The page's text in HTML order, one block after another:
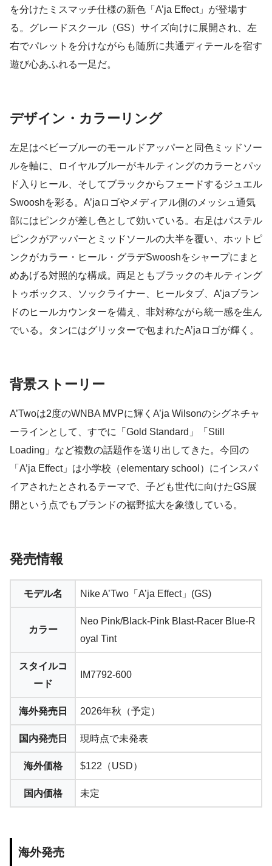
を分けたミスマッチ仕様の新色「A’ja Effect」が登場す
る。グレードスクール（GS）サイズ向けに展開され、左
右でパレットを分けながらも随所に共通ディテールを宿す
遊び心あふれる一足だ。
デザイン・カラーリング
左足はベビーブルーのモールドアッパーと同色ミッドソー
ルを軸に、ロイヤルブルーがキルティングのカラーとパッ
ド入りヒール、そしてブラックからフェードするジュエル
Swooshを彩る。A’jaロゴやメディアル側のメッシュ通気
部にはピンクが差し色として効いている。右足はパステル
ピンクがアッパーとミッドソールの大半を覆い、ホットピ
ンクがカラー・ヒール・グラデSwooshをシャープにまと
めあげる対照的な構成。両足ともブラックのキルティング
トゥボックス、ソックライナー、ヒールタブ、A’jaブラン
ドのヒールカウンターを備え、非対称ながら統一感を生ん
でいる。タンにはグリッターで包まれたA’jaロゴが輝く。
背景ストーリー
A’Twoは2度のWNBA MVPに輝くA’ja Wilsonのシグネチャ
ーラインとして、すでに「Gold Standard」「Still
Loading」など複数の話題作を送り出してきた。今回の
「A’ja Effect」は小学校（elementary school）にインスパ
イアされたとされるテーマで、子ども世代に向けたGS展
開という点でもブランドの裾野拡大を象徴している。
発売情報
モデル名 Nike A’Two「A’ja Effect」(GS)
カラー
Neo Pink/Black-Pink Blast-Racer Blue-R
oyal Tint
スタイルコ
ード
IM7792-600
海外発売日 2026年秋（予定）
国内発売日 現時点で未発表
海外価格 $122（USD）
国内価格 未定
海外発売